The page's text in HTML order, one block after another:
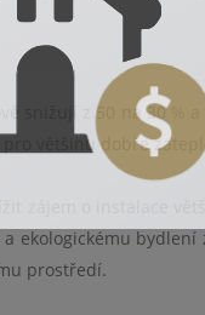
snižují z 50 na 30 % a
většinu dobře
zájem o instalace
ekologickému
prostředí.